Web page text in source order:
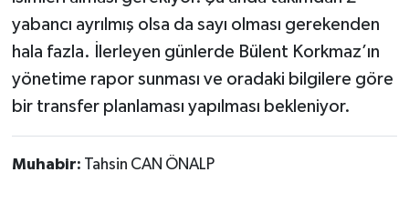
yabancı ayrılmış olsa da sayı olması gerekenden
hala fazla. İlerleyen günlerde Bülent Korkmaz’ın
yönetime rapor sunması ve oradaki bilgilere göre
bir transfer planlaması yapılması bekleniyor.
Muhabir: Tahsin CAN ÖNALP